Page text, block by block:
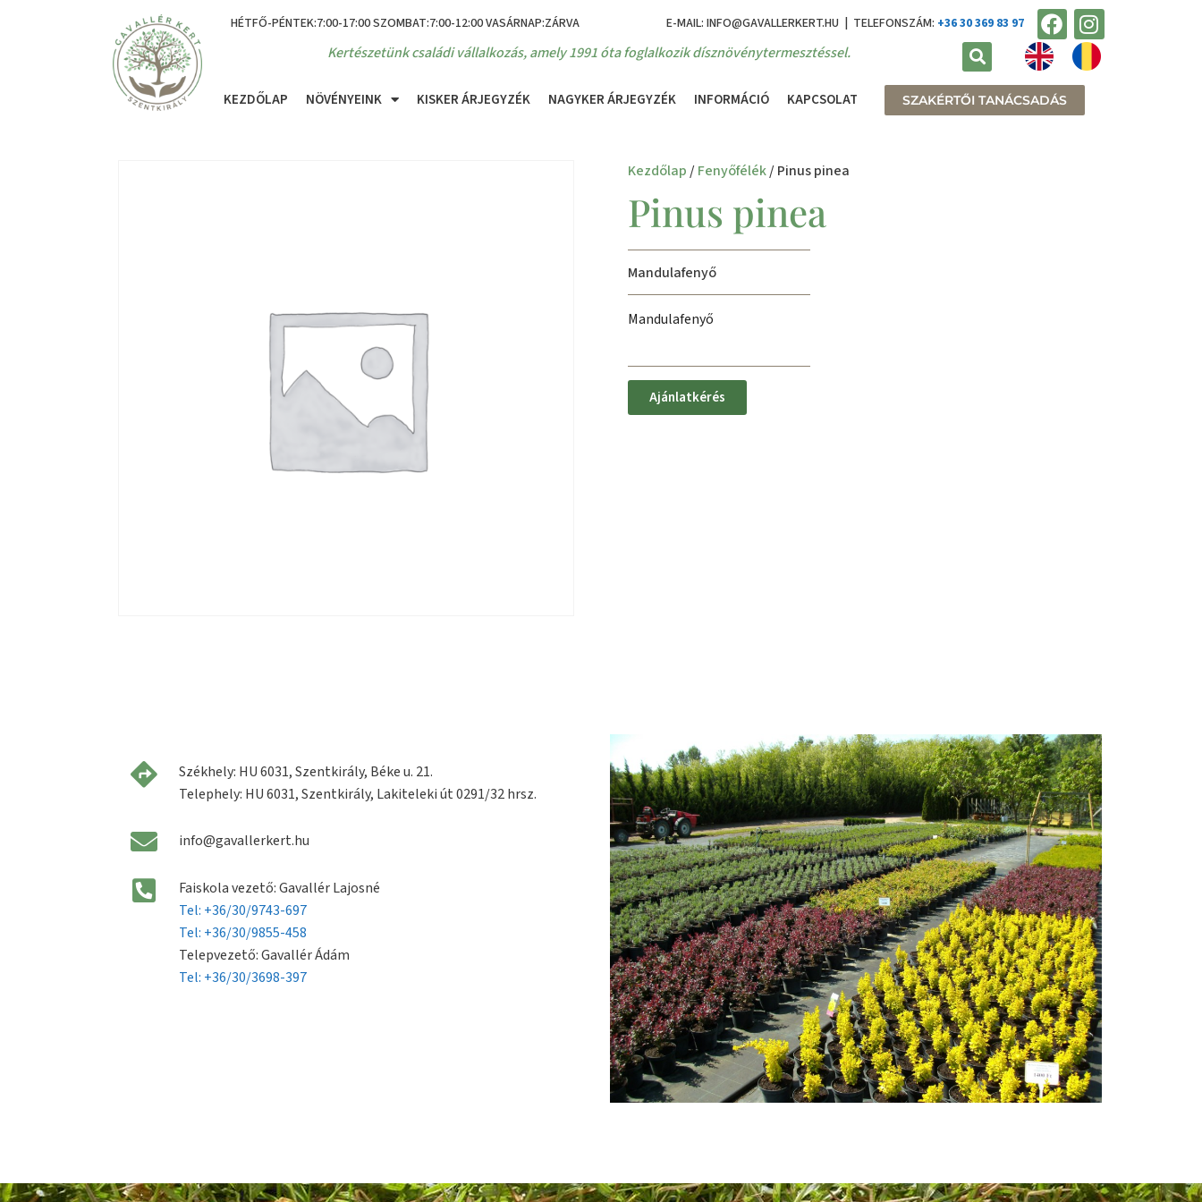
HÉTFŐ-PÉNTEK:7:00-17:00 SZOMBAT:7:00-12:00 VASÁRNAP:ZÁRVA E-MAIL: INFO@GAVALLERKERT.HU | TELEFONSZÁM: +36 30 369 83 97
Kertészetünk családi vállalkozás, amely 1991 óta foglalkozik dísznövénytermesztéssel.
KEZDŐLAP NÖVÉNYEINK KISKER ÁRJEGYZÉK NAGYKER ÁRJEGYZÉK INFORMÁCIÓ KAPCSOLAT SZAKÉRTŐI TANÁCSADÁS
Kezdőlap /Fenyőfélék/ Pinus pinea
Pinus pinea
Mandulafenyő
Mandulafenyő
Ajánlatkérés
Székhely: HU 6031, Szentkirály, Béke u. 21.
Telephely: HU 6031, Szentkirály, Lakiteleki út 0291/32 hrsz.
info@gavallerkert.hu
Faiskola vezető: Gavallér Lajosné
Tel: +36/30/9743-697
Tel: +36/30/9855-458
Telepvezető: Gavallér Ádám
Tel: +36/30/3698-397